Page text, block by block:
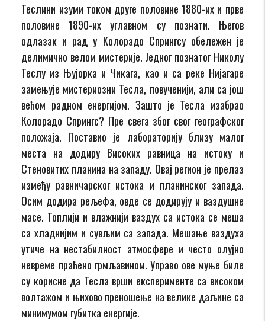
Теслини изуми током друге половине 1880-их и прве
половине 1890-их углавном су познати. Његов
одлазак и рад у Колорадо Спрингсу обележен је
делимично велом мистерије. Једног познатог Николу
Теслу из Њујорка и Чикага, као и са реке Нијагаре
замењује мистериозни Тесла, повученији, али са још
већом радном енергијом. Зашто је Тесла изабрао
Колорадо Спрингс? Пре свега због свог географског
положаја. Поставио је лабораторију близу малог
места на додиру Високих равница на истоку и
Стеновитих планина на западу. Овај регион је прелаз
између равничарског истока и планинског запада.
Осим додира рељефа, овде се додирују и ваздушне
масе. Топлији и влажнији ваздух са истока се меша
са хладнијим и сувљим са запада. Мешање ваздуха
утиче на нестабилност атмосфере и често олујно
невреме праћено грмљавином. Управо ове муње биле
су корисне да Тесла врши експерименте са високом
волтажом и њихово преношење на велике даљине са
минимумом губитка енергије.